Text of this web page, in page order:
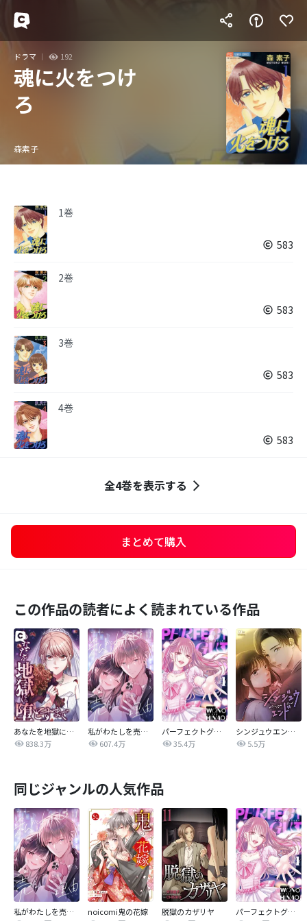
ドラマ 192
魂に火をつけ
ろ
森素子
1巻
583
2巻
583
3巻
583
4巻
583
全4巻を表示する
まとめて購入
この作品の読者によく読まれている作品
あなたを地獄に堕とすまで
838.3万
私がわたしを売る理由
607.4万
パーフェクトグリッター
35.4万
シンジュウエンド【タテヨミ】
5.5万
同じジャンルの人気作品
私がわたしを売る理由
noicomi鬼の花嫁
脱獄のカザリヤ
パーフェクトグリッター